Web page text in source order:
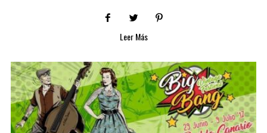
Leer Más